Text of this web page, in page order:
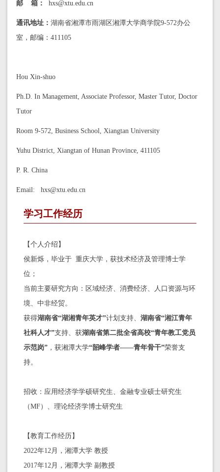
邮 箱： hxs@xtu.edu.cn
通讯地址： 湖南省湘潭市雨湖区湘潭大学商学院9-572办公
室，邮编：411105
Hou Xin-shuo
Ph.D. In Management, Associate Professor, Master Tutor, Doctor
Tutor
Room 9-572, Business School, Xiangtan University
Yuhu District, Xiangtan of Hunan Province, 411105
P. R. China
Email: hxs@xtu.edu.cn
学习工作经历
【个人介绍】
侯新烁，毕业于 重庆大学，获技术经济及管理博士学
位；
当前主要研究方向：区域经济、消费经济、人口资源与环
境、中非经贸。
获得湖南省“湖湘青年英才”计划支持、 湖南省“湘江青年
社科人才”支持、获湖南省第二批全省高校“青年教工党员
示范岗” ，获湘潭大学“韶峰学者——青年骨干”荣誉支
持。
招收：应用经济学学硕研究生、金融专业硕士研究生
（MF）、理论经济学博士研究生
【教育工作经历】
2022年12月，湘潭大学 教授
2017年12月，湘潭大学 副教授